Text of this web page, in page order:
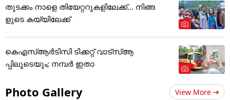
തുടക്കം നാളെ തിയേറ്ററുകളിലേക്ക്... നിങ്ങ
ളുടെ കയ്യിലേക്ക്
കെഎസ്ആർടിസി ടിക്കറ്റ് വാട്‌സ്ആ
പ്പിലൂടെയും; നമ്പർ ഇതാ
Photo Gallery View More